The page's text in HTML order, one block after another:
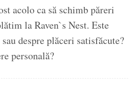
acolo ca să schimb păreri
la Raven`s Nest. Este
despre plăceri satisfăcute?
personală?